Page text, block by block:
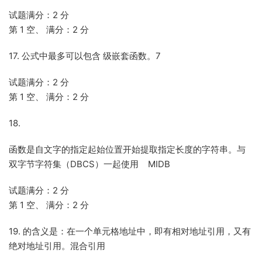
试题满分：2 分
第 1 空、 满分：2 分
17. 公式中最多可以包含 级嵌套函数。7
试题满分：2 分
第 1 空、 满分：2 分
18.
函数是自文字的指定起始位置开始提取指定长度的字符串。与
双字节字符集（DBCS）一起使用 MIDB
试题满分：2 分
第 1 空、 满分：2 分
19. 的含义是：在一个单元格地址中，即有相对地址引用，又有
绝对地址引用。混合引用